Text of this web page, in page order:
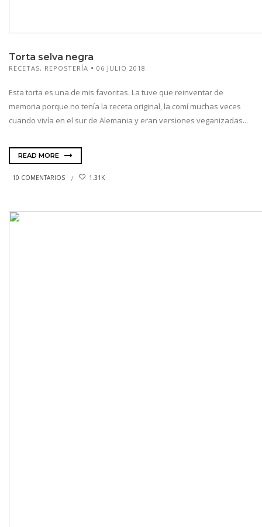
Torta selva negra
RECETAS, REPOSTERÍA 06 JULIO 2018
Esta torta es una de mis favoritas. La tuve que reinventar de
memoria porque no tenía la receta original, la comí muchas veces
cuando vivía en el sur de Alemania y eran versiones veganizadas...
READ MORE
10 COMENTARIOS 1.31K